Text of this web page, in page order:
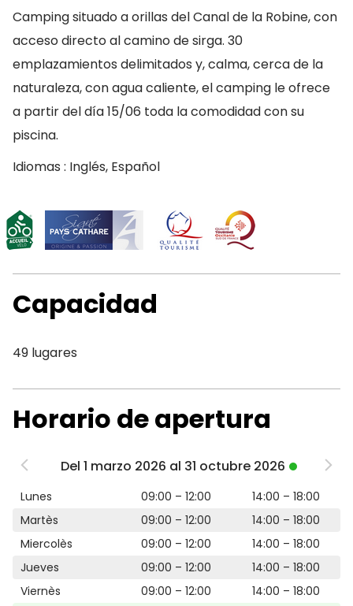
Camping situado a orillas del Canal de la Robine, con
acceso directo al camino de sirga. 30
emplazamientos delimitados y, calma, cerca de la
naturaleza, con agua caliente, el camping le ofrece
a partir del día 15/06 toda la comodidad con su
piscina.
Idiomas : Inglés, Español
Capacidad
49 lugares
Horario de apertura
Del 1 marzo 2026 al 31 octubre 2026
Lunes 09:00 – 12:00
14:00 – 18:00
Martès
09:00 – 12:00
14:00 – 18:00
Miercolès
09:00 – 12:00
14:00 – 18:00
Jueves
09:00 – 12:00
14:00 – 18:00
Viernès
09:00 – 12:00
14:00 – 18:00